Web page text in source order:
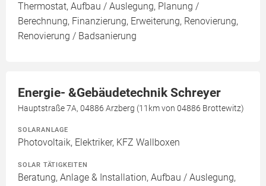
Thermostat, Aufbau / Auslegung, Planung /
Berechnung, Finanzierung, Erweiterung, Renovierung,
Renovierung / Badsanierung
Energie- &Gebäudetechnik Schreyer
Hauptstraße 7A, 04886 Arzberg (11km von 04886 Brottewitz)
SOLARANLAGE
Photovoltaik, Elektriker, KFZ Wallboxen
SOLAR TÄTIGKEITEN
Beratung, Anlage & Installation, Aufbau / Auslegung,